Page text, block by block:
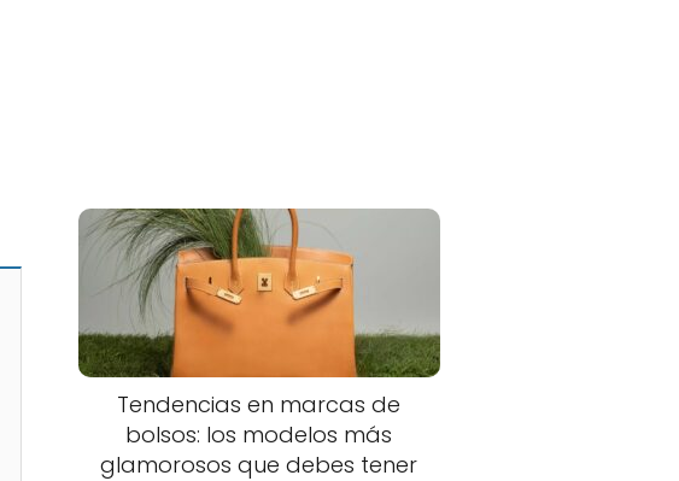
Tendencias en marcas de
bolsos: los modelos más
glamorosos que debes tener